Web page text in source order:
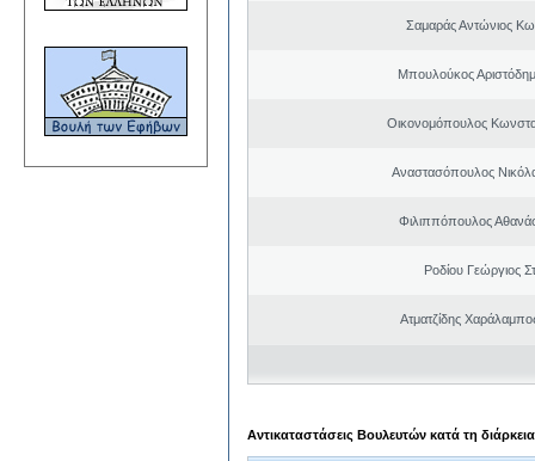
Σαμαράς Αντώνιος
Μπουλούκος
Οικονομόπουλος
Αναστασόπουλος
Φιλιππόπουλος
Ροδίου Γεώργιος
Ατματζίδης
Αντικαταστάσεις Βουλευτών κατά τη